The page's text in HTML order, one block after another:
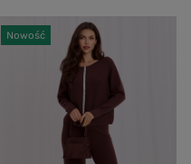
Nowość